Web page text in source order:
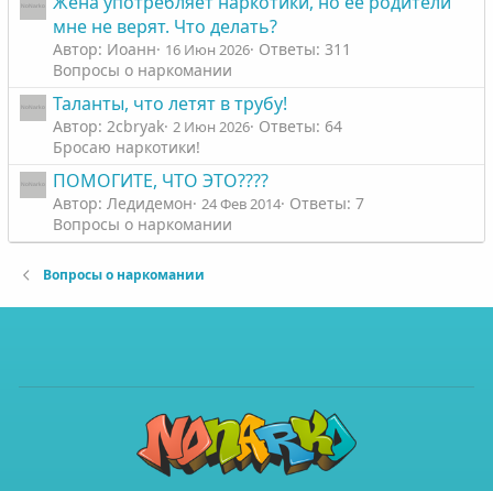
мне не верят. Что делать?
Автор: Иоанн 16 Июн 2026 Ответы: 311
Вопросы о наркомании
Таланты, что летят в трубу!
Автор: 2cbryak 2 Июн 2026 Ответы: 64
Бросаю наркотики!
ПОМОГИТЕ, ЧТО ЭТО????
Автор: Ледидемон 24 Фев 2014 Ответы: 7
Вопросы о наркомании
Вопросы о наркомании